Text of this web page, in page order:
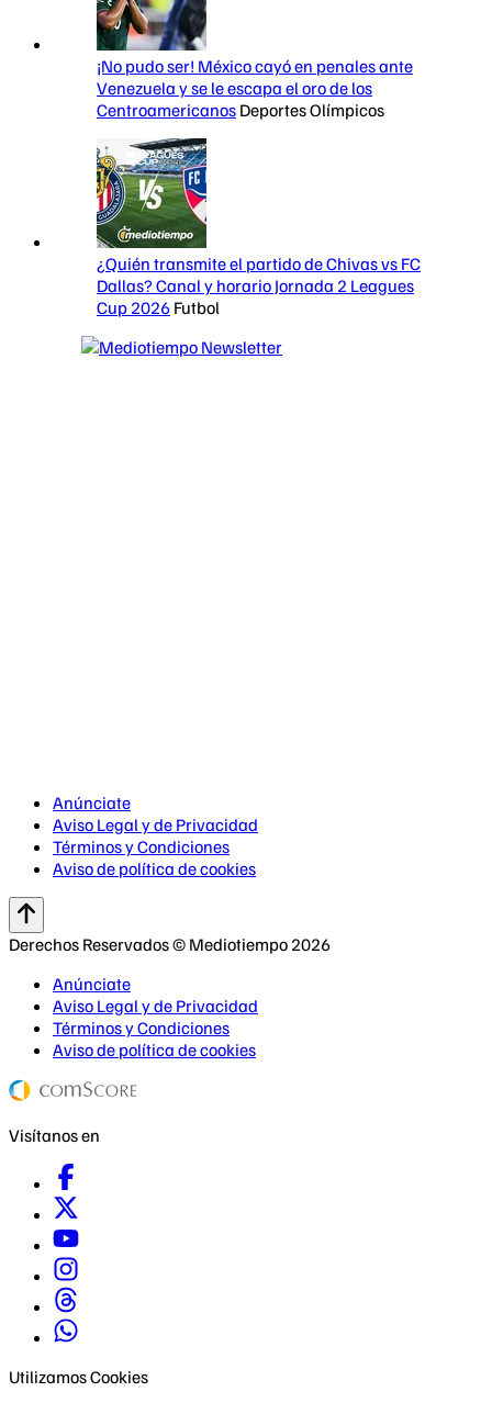
¡No pudo ser! México cayó en penales ante
Venezuela y se le escapa el oro de los
Centroamericanos Deportes Olímpicos
¿Quién transmite el partido de Chivas vs FC
Dallas? Canal y horario Jornada 2 Leagues
Cup 2026 Futbol
Anúnciate
Aviso Legal y de Privacidad
Términos y Condiciones
Aviso de política de cookies
Derechos Reservados © Mediotiempo 2026
Anúnciate
Aviso Legal y de Privacidad
Términos y Condiciones
Aviso de política de cookies
Visítanos en
Utilizamos Cookies